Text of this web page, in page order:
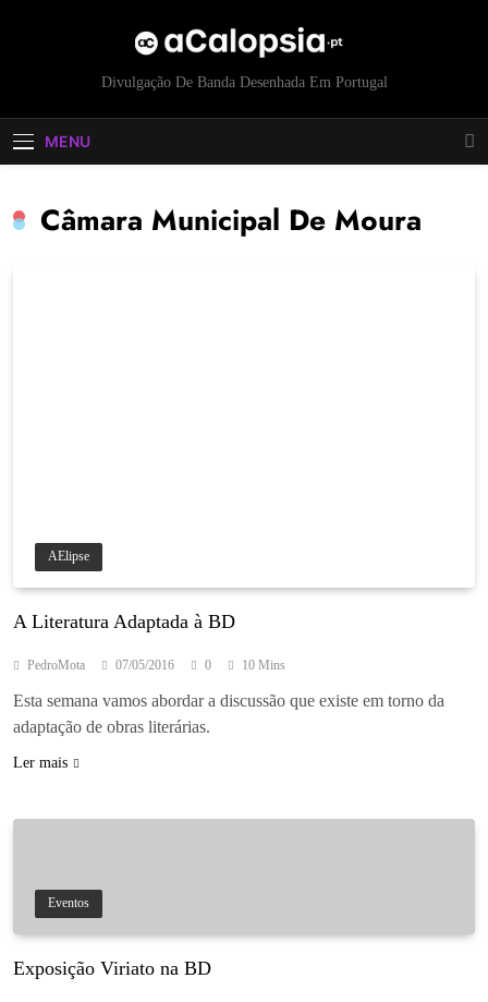
acalopsia
Divulgação De Banda Desenhada Em Portugal
MENU
Câmara Municipal De Moura
AElipse
A Literatura Adaptada à BD
PedroMota 07/05/2016 0 10 Mins
Esta semana vamos abordar a discussão que existe em torno da
adaptação de obras literárias.
Ler mais
Eventos
Exposição Viriato na BD